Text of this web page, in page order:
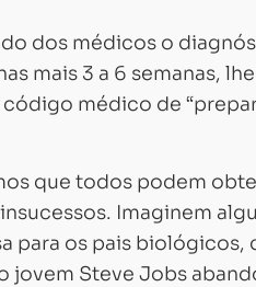
dos médicos o
mais 3 a 6 semanas, lhe
código médico de
que todos podem
Imaginem
para os pais biológicos,
jovem Steve Jobs